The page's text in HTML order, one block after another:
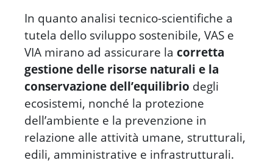
In quanto analisi tecnico-scientifiche a
tutela dello sviluppo sostenibile, VAS e
VIA mirano ad assicurare lacorretta
gestione delle risorse naturali e la
conservazione dell’equilibrio degli
ecosistemi, nonché la protezione
dell’ambiente e la prevenzione in
relazione alle attività umane, strutturali,
edili, amministrative e infrastrutturali.